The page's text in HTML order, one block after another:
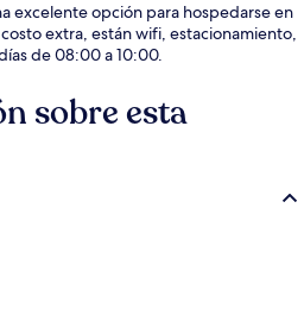
excelente opción para hospedarse en
extra, están wifi, estacionamiento,
de 08:00 a 10:00.
sobre esta